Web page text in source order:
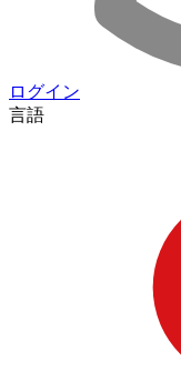
ログイン
言語